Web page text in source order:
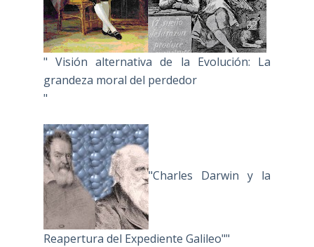
" Visión alternativa de la Evolución: La
grandeza moral del perdedor
"
"Charles Darwin y la
Reapertura del Expediente Galileo""